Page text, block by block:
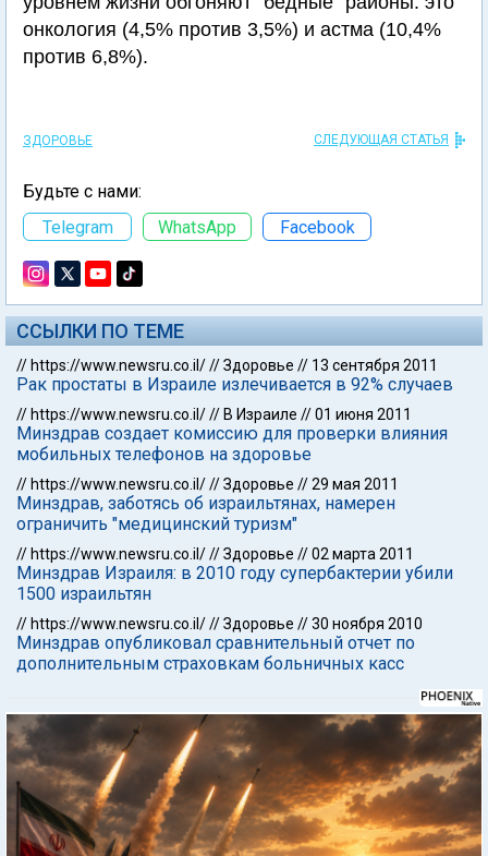
онкология (4,5% против 3,5%) и астма (10,4%
против 6,8%).
ЗДОРОВЬЕ СЛЕДУЮЩАЯ СТАТЬЯ
Будьте с нами:
Telegram
WhatsApp Facebook
ССЫЛКИ ПО ТЕМЕ
// https://www.newsru.co.il///Здоровье // 13 сентября 2011
Рак простаты в Израиле излечивается в 92% случаев
// https://www.newsru.co.il/// В Израиле //01 июня 2011
Минздрав создает комиссию для проверки влияния
мобильных телефонов на здоровье
// https://www.newsru.co.il///Здоровье //29 мая 2011
Минздрав, заботясь об израильтянах, намерен
ограничить "медицинский туризм"
// https://www.newsru.co.il///Здоровье //02 марта 2011
Минздрав Израиля: в 2010 году супербактерии убили
1500 израильтян
// https://www.newsru.co.il///Здоровье //30 ноября 2010
Минздрав опубликовал сравнительный отчет по
дополнительным страховкам больничных касс